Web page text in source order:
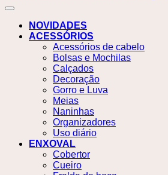
NOVIDADES
ACESSÓRIOS
Acessórios de cabelo
Bolsas e Mochilas
Calçados
Decoração
Gorro e Luva
Meias
Naninhas
Organizadores
Uso diário
ENXOVAL
Cobertor
Cueiro